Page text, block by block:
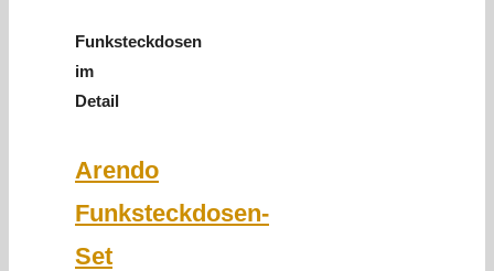
Funksteckdosen
im
Detail
Arendo
Funksteckdosen-
Set